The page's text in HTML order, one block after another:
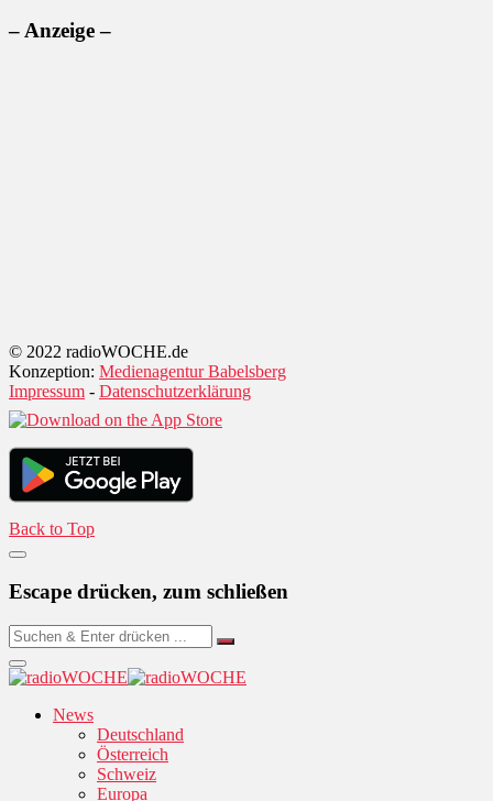
– Anzeige –
© 2022 radioWOCHE.de
Konzeption: Medienagentur Babelsberg
Impressum - Datenschutzerklärung
Back to Top
Escape drücken, zum schließen
News
Deutschland
Österreich
Schweiz
Europa